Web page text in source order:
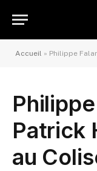
Accueil » Philippe
Patrick
au